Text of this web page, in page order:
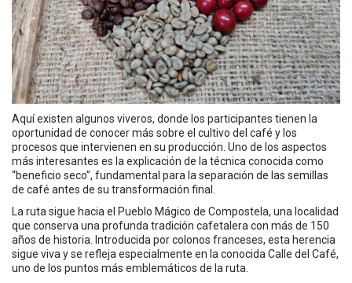
Aquí existen algunos viveros, donde los participantes tienen la
oportunidad de conocer más sobre el cultivo del café y los
procesos que intervienen en su producción. Uno de los aspectos
más interesantes es la explicación de la técnica conocida como
“beneficio seco”, fundamental para la separación de las semillas
de café antes de su transformación final.
La ruta sigue hacia el Pueblo Mágico de Compostela, una localidad
que conserva una profunda tradición cafetalera con más de 150
años de historia. Introducida por colonos franceses, esta herencia
sigue viva y se refleja especialmente en la conocida Calle del Café,
uno de los puntos más emblemáticos de la ruta.